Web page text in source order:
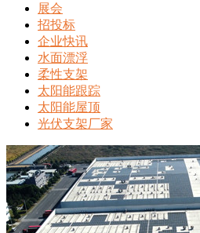
展会
招投标
企业快讯
水面漂浮
柔性支架
太阳能跟踪
太阳能屋顶
光伏支架厂家